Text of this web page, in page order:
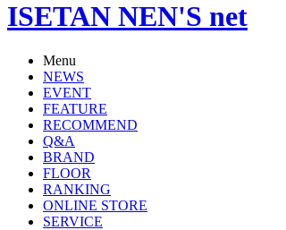
ISETAN NEN'S net
Menu
NEWS
EVENT
FEATURE
RECOMMEND
Q&A
BRAND
FLOOR
RANKING
ONLINE STORE
SERVICE